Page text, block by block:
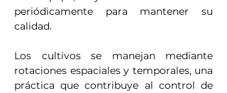
periódicamente para mantener su
calidad.
Los cultivos se manejan mediante
rotaciones espaciales y temporales, una
práctica que contribuye al control de